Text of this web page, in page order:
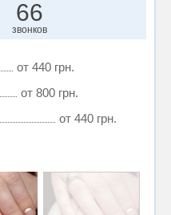
66
звонков
от 440 грн.
от 800 грн.
от 440 грн.